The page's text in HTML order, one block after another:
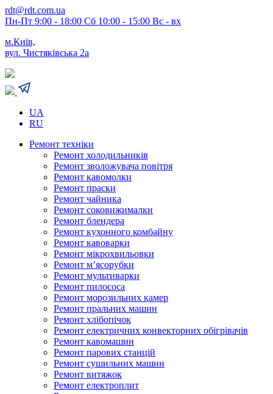
rdt@rdt.com.ua
Пн-Пт 9:00 - 18:00 Сб 10:00 - 15:00 Вс - вх
м.Київ,
вул. Чистяківська 2а
UA
RU
Ремонт техніки
Ремонт холодильників
Ремонт зволожувача повітря
Ремонт кавомолки
Ремонт праски
Ремонт чайника
Ремонт соковижималки
Ремонт блендера
Ремонт кухонного комбайну
Ремонт кавоварки
Ремонт мікрохвильовки
Ремонт м’ясорубки
Ремонт мультиварки
Ремонт пилососа
Ремонт морозильних камер
Ремонт пральних машин
Ремонт хлібопічок
Ремонт електричних конвекторних обігрівачів
Ремонт кавомашин
Ремонт парових станцій
Ремонт сушильних машин
Ремонт витяжок
Ремонт електроплит